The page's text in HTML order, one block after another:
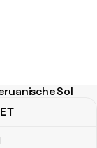
Sol
Sol